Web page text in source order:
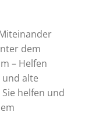
dem
– Helfen
und alte
helfen und